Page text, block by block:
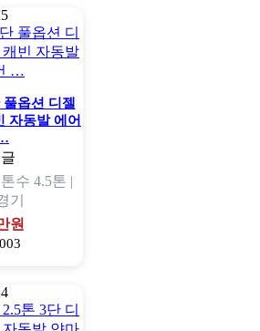
옵션 디젤
자동발 에어
톤수 4.5톤 |
기
원